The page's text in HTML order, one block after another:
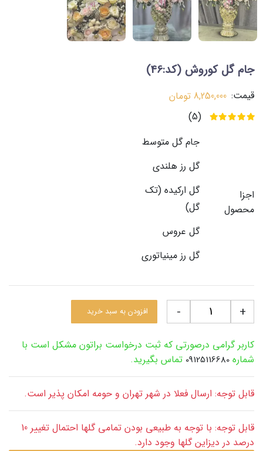
جام گل کوروش (کد:46)
قیمت: 8,250,000 تومان
(5)
اجزا
محصول
جام گل متوسط
گل رز هلندی
گل ارکیده (تک
گل)
گل عروس
گل رز مینیاتوری
+
- افزودن به سبد خرید
کاربر گرامی درصورتی که ثبت درخواست براتون مشکل است با
شماره 09125116680 تماس بگیرید.
قابل توجه: ارسال فعلا در شهر تهران و حومه امکان پذیر است.
قابل توجه: با توجه به طبیعی بودن تمامی گلها احتمال تغییر 10
درصد در دیزاین گلها وجود دارد.